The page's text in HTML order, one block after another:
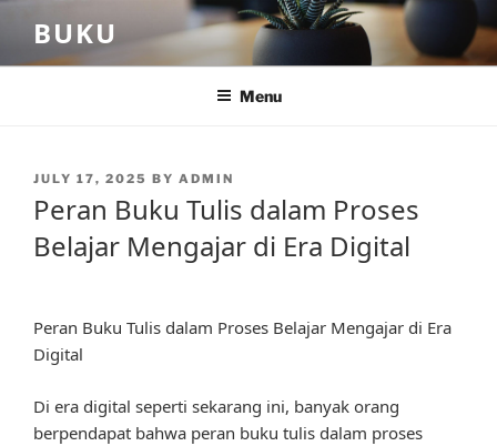
content
BUKU
Menu
POSTED
JULY 17, 2025 BY ADMIN
Peran Buku Tulis dalam Proses
Belajar Mengajar di Era Digital
Peran Buku Tulis dalam Proses Belajar Mengajar di Era
Digital
Di era digital seperti sekarang ini, banyak orang
berpendapat bahwa peran buku tulis dalam proses